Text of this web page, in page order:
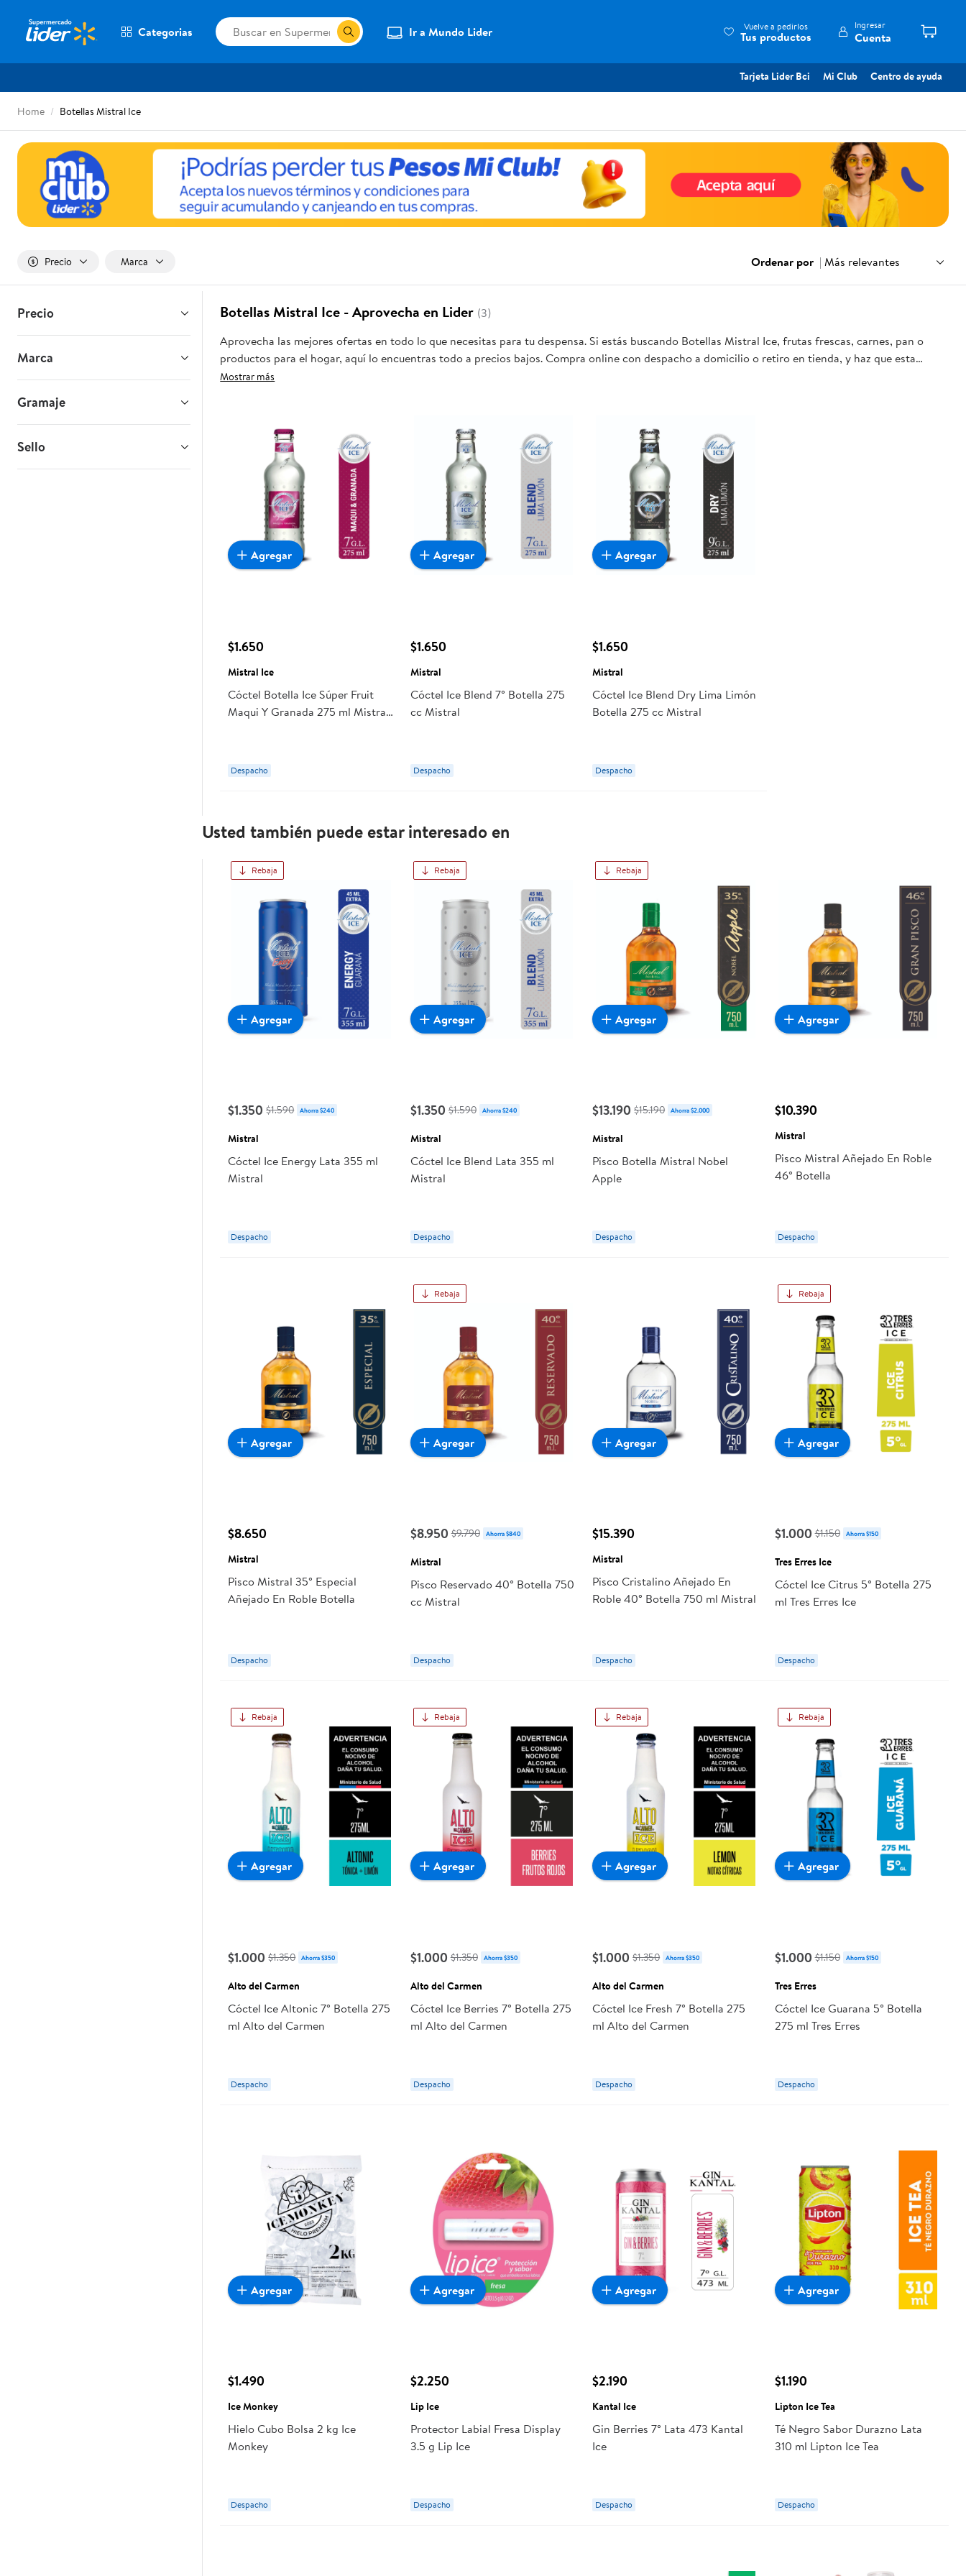
Categorias Ir a Mundo Lider Vuelve a pedirlos
Tus productos
Ingresar
Cuenta
Tarjeta Lider Bci Mi Club Centro de ayuda
Home Botellas Mistral Ice
Precio Marca Ordenar por | Más relevantes
Precio
Marca
Gramaje
Sello
Botellas Mistral Ice - Aprovecha en Lider (3)
Aprovecha las mejores ofertas en todo lo que necesitas para tu despensa. Si estás buscando Botellas Mistral Ice, frutas frescas, carnes, pan o
productos para el hogar, aquí lo encuentras todo a precios bajos. Compra online con despacho a domicilio o retiro en tienda, y haz que esta
oportunidad sea realmente conveniente para ti y tu familia.
Mostrar más
$1.650
Mistral Ice
Cóctel Botella Ice Súper Fruit
Maqui Y Granada 275 ml Mistral
Despacho
Agregar
$1.650
Mistral
Cóctel Ice Blend 7° Botella 275
cc Mistral
Despacho
Agregar
$1.650
Mistral
Cóctel Ice Blend Dry Lima Limón
Botella 275 cc Mistral
Despacho
Agregar
Usted también puede estar interesado en
Rebaja
$1.350 $1.590 Ahorra $240
Mistral
Cóctel Ice Energy Lata 355 ml
Mistral
Despacho
Agregar
Rebaja
$1.350 $1.590 Ahorra $240
Mistral
Cóctel Ice Blend Lata 355 ml
Mistral
Despacho
Agregar
Rebaja
$13.190 $15.190 Ahorra $2.000
Mistral
Pisco Botella Mistral Nobel
Apple
Despacho
Agregar
$10.390
Mistral
Pisco Mistral Añejado En Roble
46° Botella
Despacho
Agregar
$8.650
Mistral
Pisco Mistral 35° Especial
Añejado En Roble Botella
Despacho
Agregar
Rebaja
$8.950 $9.790 Ahorra $840
Mistral
Pisco Reservado 40° Botella 750
cc Mistral
Despacho
Agregar
$15.390
Mistral
Pisco Cristalino Añejado En
Roble 40° Botella 750 ml Mistral
Despacho
Agregar
Rebaja
$1.000 $1.150 Ahorra $150
Tres Erres Ice
Cóctel Ice Citrus 5° Botella 275
ml Tres Erres Ice
Despacho
Agregar
Rebaja
$1.000 $1.350 Ahorra $350
Alto del Carmen
Cóctel Ice Altonic 7° Botella 275
ml Alto del Carmen
Despacho
Agregar
Rebaja
$1.000 $1.350 Ahorra $350
Alto del Carmen
Cóctel Ice Berries 7° Botella 275
ml Alto del Carmen
Despacho
Agregar
Rebaja
$1.000 $1.350 Ahorra $350
Alto del Carmen
Cóctel Ice Fresh 7° Botella 275
ml Alto del Carmen
Despacho
Agregar
Rebaja
$1.000 $1.150 Ahorra $150
Tres Erres
Cóctel Ice Guarana 5° Botella
275 ml Tres Erres
Despacho
Agregar
$1.490
Ice Monkey
Hielo Cubo Bolsa 2 kg Ice
Monkey
Despacho
Agregar
$2.250
Lip Ice
Protector Labial Fresa Display
3.5 g Lip Ice
Despacho
Agregar
$2.190
Kantal Ice
Gin Berries 7° Lata 473 Kantal
Ice
Despacho
Agregar
$1.190
Lipton Ice Tea
Té Negro Sabor Durazno Lata
310 ml Lipton Ice Tea
Despacho
Agregar